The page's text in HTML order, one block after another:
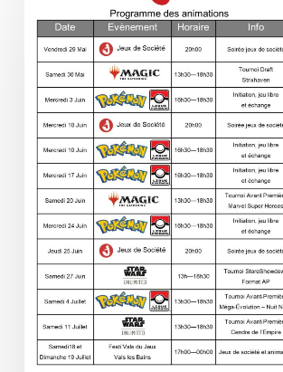
animations